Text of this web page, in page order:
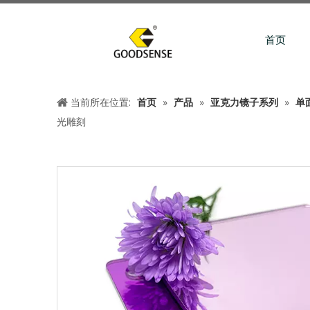
首页
当前所在位置: 首页 » 产品 » 亚克力镜子系列 » 单
光雕刻